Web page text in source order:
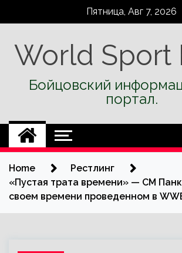
Пятница, Авг 7, 2026
World Sport
Бойцовский
портал.
Home
Рестлинг
«Пустая трата времени» — СМ
своем времени проведенном в